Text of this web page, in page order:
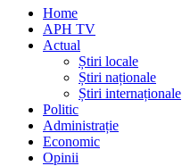
Home
APH TV
Actual
Știri locale
Știri naționale
Știri internaționale
Politic
Administrație
Economic
Opinii